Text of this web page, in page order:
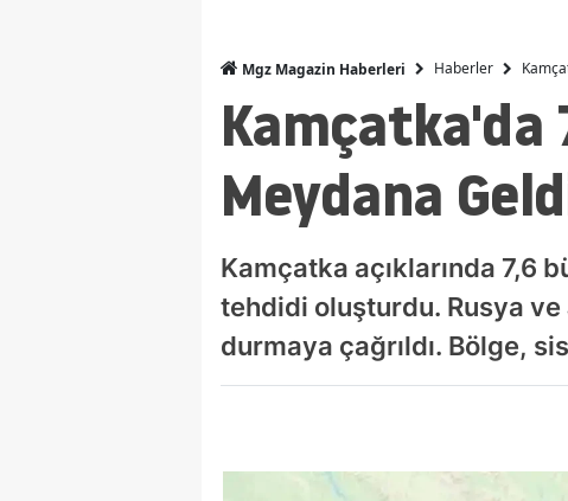
Mgz Magazin Haberleri Haberler
Kamçatka'da
Meydana
Kamçatka açıklarında 7,6
tehdidi oluşturdu. Rusya ve
durmaya çağrıldı. Bölge,